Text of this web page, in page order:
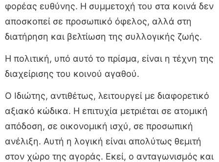
φορέας ευθύνης. Η συμμετοχή του στα κοινά δεν
αποσκοπεί σε προσωπικό όφελος, αλλά στη
διατήρηση και βελτίωση της συλλογικής ζωής.
Η πολιτική, υπό αυτό το πρίσμα, είναι η τέχνη της
διαχείρισης του κοινού αγαθού.
Ο Ιδιώτης, αντιθέτως, λειτουργεί με διαφορετικό
αξιακό κώδικα. Η επιτυχία μετριέται σε ατομική
απόδοση, σε οικονομική ισχύ, σε προσωπική
ανέλιξη. Αυτή η λογική είναι απολύτως θεμιτή
στον χώρο της αγοράς. Εκεί, ο ανταγωνισμός και